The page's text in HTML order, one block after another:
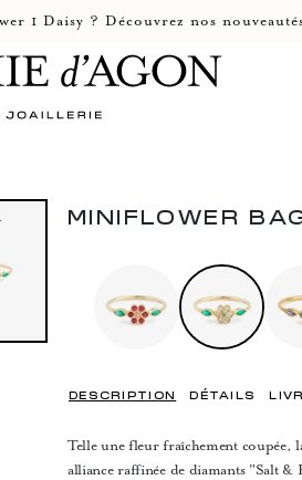
1 Daisy ? Découvrez nos
MINIFLOWER
DESCRIPTION DÉTAILS
Telle une fleur fraîchement coupée,
alliance raffinée de diamants "Salt &